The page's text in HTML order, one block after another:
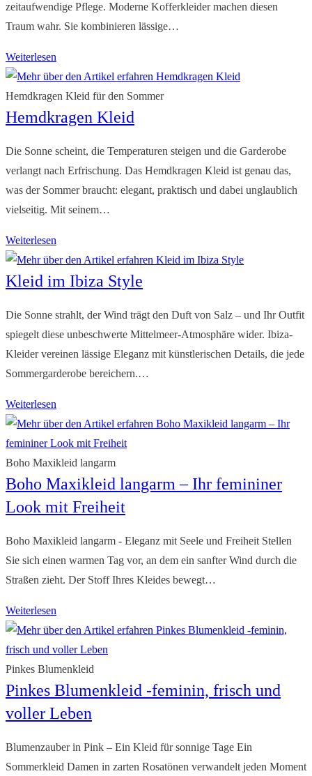
zeitaufwendige Pflege. Moderne Kofferkleider machen diesen
Traum wahr. Sie kombinieren lässige…
Weiterlesen
knitterfrei
–
Der
Begleiter
für
unterwegs
Hemdkragen Kleid für den Sommer
Hemdkragen Kleid
Die Sonne scheint, die Temperaturen steigen und die Garderobe
verlangt nach Erfrischung. Das Hemdkragen Kleid ist genau das,
was der Sommer braucht: elegant, praktisch und dabei unglaublich
vielseitig. Mit seinem…
Weiterlesen
Kleid
Kleid im Ibiza Style
Die Sonne strahlt, der Wind trägt den Duft von Salz – und Ihr Outfit
spiegelt diese unbeschwerte Mittelmeer-Atmosphäre wider. Ibiza-
Kleider vereinen lässige Eleganz mit künstlerischen Details, die jede
Sommergarderobe bereichern.…
Weiterlesen
im
Ibiza
Style
Boho Maxikleid langarm
Boho Maxikleid langarm – Ihr femininer
Look mit Freiheit
Boho Maxikleid langarm - Eleganz mit Seele und Freiheit Stellen
Sie sich einen warmen Tag vor, an dem ein sanfter Wind durch die
Straßen zieht. Der Stoff Ihres Kleides bewegt…
Weiterlesen
Maxikleid
langarm
–
Ihr
femininer
mit
Freiheit
Pinkes Blumenkleid
Pinkes Blumenkleid -feminin, frisch und
voller Leben
Blumenzauber in Pink – Ein Kleid für sonnige Tage Ein
Sommerkleid Damen in zarten Rosatönen verwandelt jeden Moment